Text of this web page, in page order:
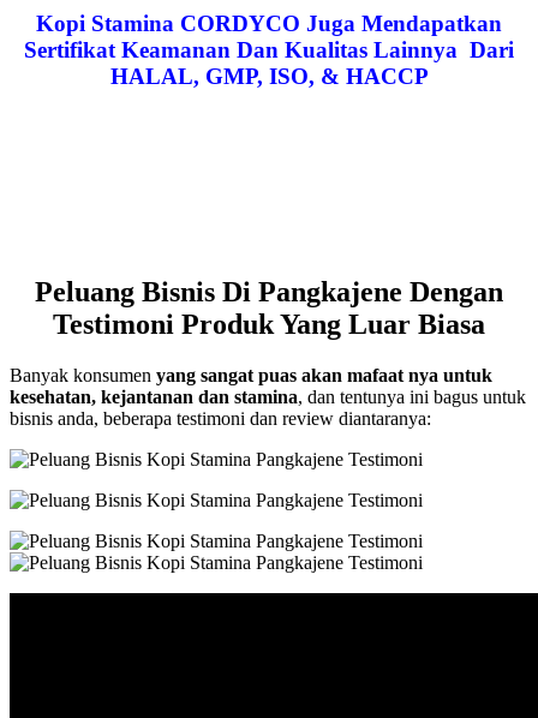
Kopi Stamina CORDYCO Juga Mendapatkan
Sertifikat Keamanan Dan Kualitas Lainnya Dari
HALAL, GMP, ISO, & HACCP
Peluang Bisnis Di Pangkajene Dengan
Testimoni Produk Yang Luar Biasa
Banyak konsumen yang sangat puas akan mafaat nya untuk
kesehatan, kejantanan dan stamina, dan tentunya ini bagus untuk
bisnis anda, beberapa testimoni dan review diantaranya: